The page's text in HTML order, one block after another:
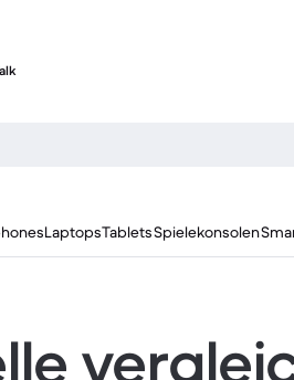
LaptopsTabletsSpielekonsolen